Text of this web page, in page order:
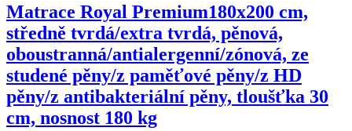
Matrace Royal Premium180x200 cm,
středně tvrdá/extra tvrdá, pěnová,
oboustranná/antialergenní/zónová, ze
studené pěny/z paměťové pěny/z HD
pěny/z antibakteriální pěny, tloušťka 30
cm, nosnost 180 kg